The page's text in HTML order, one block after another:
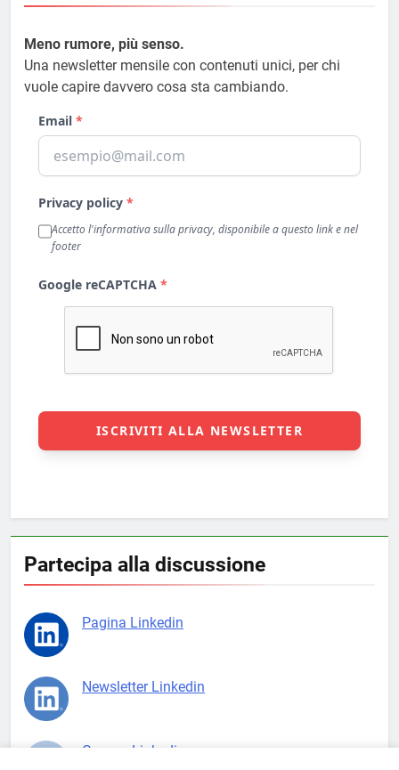
Meno rumore, più senso.
Una newsletter mensile con contenuti unici, per chi
vuole capire davvero cosa sta cambiando.
Partecipa alla discussione
Pagina Linkedin
Newsletter Linkedin
Gruppo Linkedin